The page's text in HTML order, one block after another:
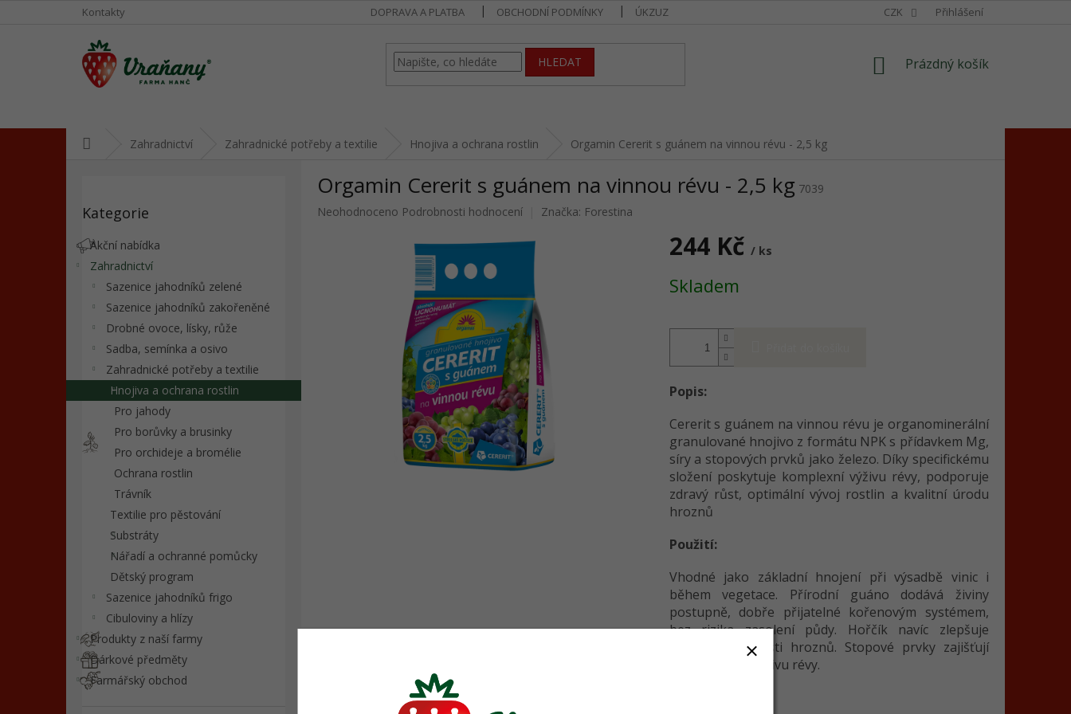
Kontakty DOPRAVA A PLATBA OBCHODNÍ PODMÍNKY ÚKZUZ CZK Přihlášení
HLEDAT
NÁKUPNÍ
Prázdný košík
Zahradnictví Zahradnické potřeby a textilie Hnojiva a ochrana rostlin Orgamin Cererit s guánem na vinnou révu - 2,5 kg
e
l
kategorie
Kategorie
Akční nabídka
Zahradnictví
Sazenice jahodníků zelené
Sazenice jahodníků zakořeněné
Drobné ovoce, lísky, růže
Sadba, semínka a osivo
Zahradnické potřeby a textilie
Hnojiva a ochrana rostlin
Pro jahody
Pro borůvky a brusinky
Pro orchideje a bromélie
Ochrana rostlin
Trávník
Textilie pro pěstování
Substráty
Nářadí a ochranné pomůcky
Dětský program
Sazenice jahodníků frigo
Cibuloviny a hlízy
Produkty z naší farmy
Dárkové předměty
Farmářský obchod
Orgamin Cererit s guánem na vinnou révu - 2,5 kg 7039
Průměrné
Neohodnoceno Podrobnosti hodnocení Značka: Forestina
244 Kč / ks
cena:
Skladem
Popis:
Cererit s guánem na vinnou révu je organominerální
granulované hnojivo z formátu NPK s přídavkem Mg,
síry a stopových prvků jako železo. Díky specifickému
složení poskytuje komplexní výživu révy, podporuje
zdravý růst, optimální vývoj rostlin a kvalitní úrodu
hroznů
Použití:
Vhodné jako základní hnojení při výsadbě vinic i
během vegetace. Přírodní guáno dodává živiny
postupně, dobře přijatelné kořenovým systémem,
bez rizika zasolení půdy. Hořčík navíc zlepšuje
chuťové vlastnosti hroznů. Stopové prvky zajišťují
rovnovážnou výživu révy.